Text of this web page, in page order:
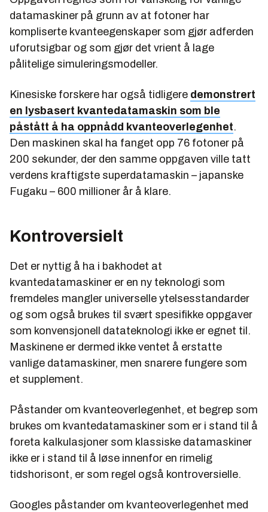
datamaskiner på grunn av at fotoner har
kompliserte kvanteegenskaper som gjør adferden
uforutsigbar og som gjør det vrient å lage
pålitelige simuleringsmodeller.
Kinesiske forskere har også tidligere demonstrert
en lysbasert kvantedatamaskin som ble
påstått å ha oppnådd kvanteoverlegenhet.
Den maskinen skal ha fanget opp 76 fotoner på
200 sekunder, der den samme oppgaven ville tatt
verdens kraftigste superdatamaskin – japanske
Fugaku – 600 millioner år å klare.
Kontroversielt
Det er nyttig å ha i bakhodet at
kvantedatamaskiner er en ny teknologi som
fremdeles mangler universelle ytelsesstandarder
og som også brukes til svært spesifikke oppgaver
som konvensjonell datateknologi ikke er egnet til.
Maskinene er dermed ikke ventet å erstatte
vanlige datamaskiner, men snarere fungere som
et supplement.
Påstander om kvanteoverlegenhet, et begrep som
brukes om kvantedatamaskiner som er i stand til å
foreta kalkulasjoner som klassiske datamaskiner
ikke er i stand til å løse innenfor en rimelig
tidshorisont, er som regel også kontroversielle.
Googles påstander om kvanteoverlegenhet med